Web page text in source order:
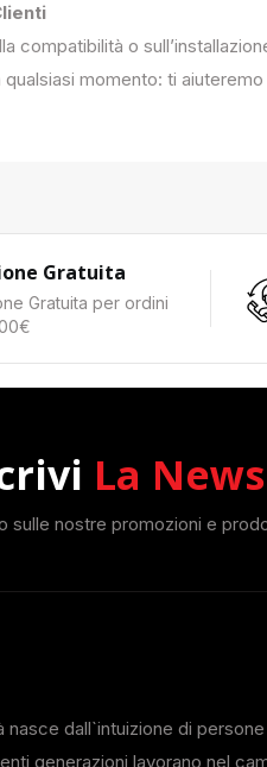
compatibilità o
momento: ti
Gratuita
Gratuita per ordini
La
sulle nostre promozioni e
nasce dall`intuizione di
generazioni lavorano nel